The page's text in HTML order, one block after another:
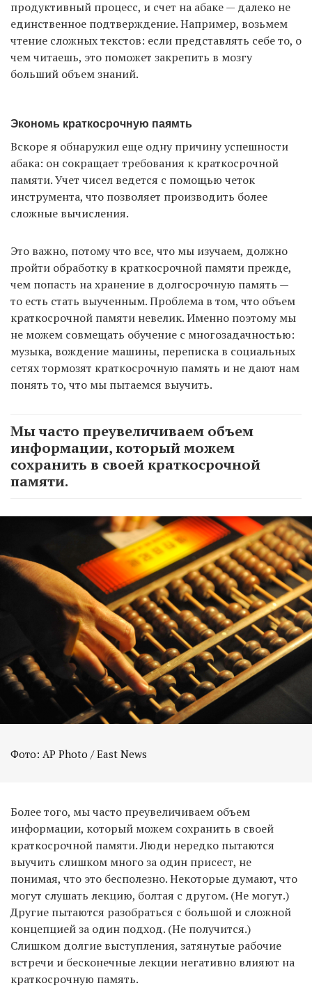
продуктивный процесс, и счет на абаке — далеко не
единственное подтверждение. Например, возьмем
чтение сложных текстов: если представлять себе то, о
чем читаешь, это поможет закрепить в мозгу
больший объем знаний.
Экономь краткосрочную паямть
Вскоре я обнаружил еще одну причину успешности
абака: он сокращает требования к краткосрочной
памяти. Учет чисел ведется с помощью четок
инструмента, что позволяет производить более
сложные вычисления.
Это важно, потому что все, что мы изучаем, должно
пройти обработку в краткосрочной памяти прежде,
чем попасть на хранение в долгосрочную память —
то есть стать выученным. Проблема в том, что объем
краткосрочной памяти невелик. Именно поэтому мы
не можем совмещать обучение с многозадачностью:
музыка, вождение машины, переписка в социальных
сетях тормозят краткосрочную память и не дают нам
понять то, что мы пытаемся выучить.
Мы часто преувеличиваем объем
информации, который можем
сохранить в своей краткосрочной
памяти.
Фото: AP Photo / East News
Более того, мы часто преувеличиваем объем
информации, который можем сохранить в своей
краткосрочной памяти. Люди нередко пытаются
выучить слишком много за один присест, не
понимая, что это бесполезно. Некоторые думают, что
могут слушать лекцию, болтая с другом. (Не могут.)
Другие пытаются разобраться с большой и сложной
концепцией за один подход. (Не получится.)
Слишком долгие выступления, затянутые рабочие
встречи и бесконечные лекции негативно влияют на
краткосрочную память.